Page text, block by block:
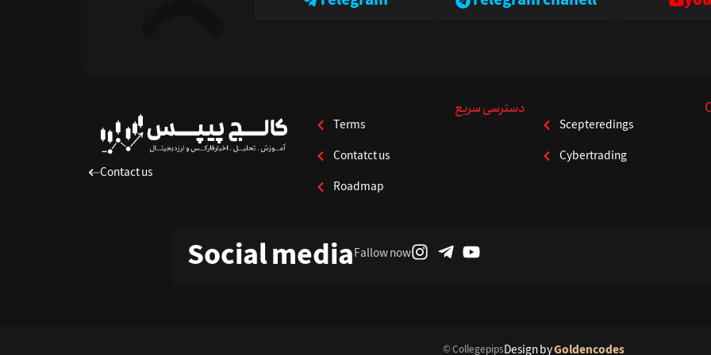
Contact us
دسترسی سریع
Terms
Contatct us
Roadmap
Scepteredings
Cybertrading
Social mediaFallow now
© CollegepipsDesign byGoldencodes